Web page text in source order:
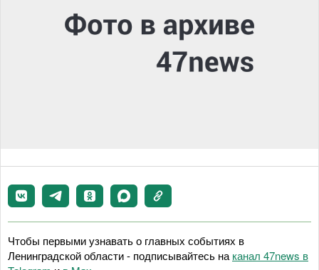
Чтобы первыми узнавать о главных событиях в
Ленинградской области - подписывайтесь на канал 47news в